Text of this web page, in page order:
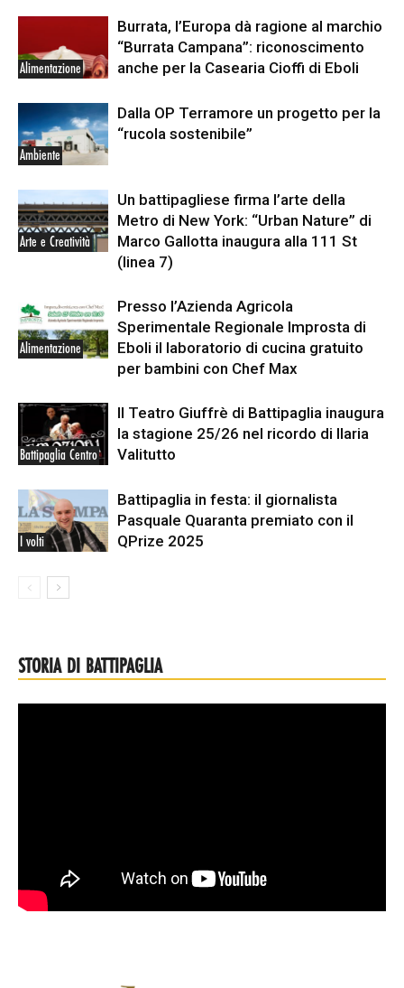
Alimentazione
Burrata, l’Europa dà ragione al marchio
“Burrata Campana”: riconoscimento
anche per la Casearia Cioffi di Eboli
Ambiente
Dalla OP Terramore un progetto per la
“rucola sostenibile”
Arte e Creatività
Un battipagliese firma l’arte della
Metro di New York: “Urban Nature” di
Marco Gallotta inaugura alla 111 St
(linea 7)
Alimentazione
Presso l’Azienda Agricola
Sperimentale Regionale Improsta di
Eboli il laboratorio di cucina gratuito
per bambini con Chef Max
Battipaglia Centro
Il Teatro Giuffrè di Battipaglia inaugura
la stagione 25/26 nel ricordo di Ilaria
Valitutto
I volti
Battipaglia in festa: il giornalista
Pasquale Quaranta premiato con il
QPrize 2025
STORIA DI BATTIPAGLIA